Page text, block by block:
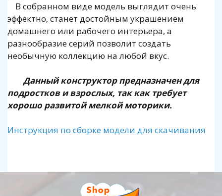
В собранном виде модель выглядит очень
эффектно, станет достойным украшением
домашнего или рабочего интерьера, а
разнообразие серий позволит создать
необычную коллекцию на любой вкус.
Данный конструктор предназначен для
подростков и взрослых, так как требует
хорошо развитой мелкой моторики.
Инструкция по сборке модели для скачивания